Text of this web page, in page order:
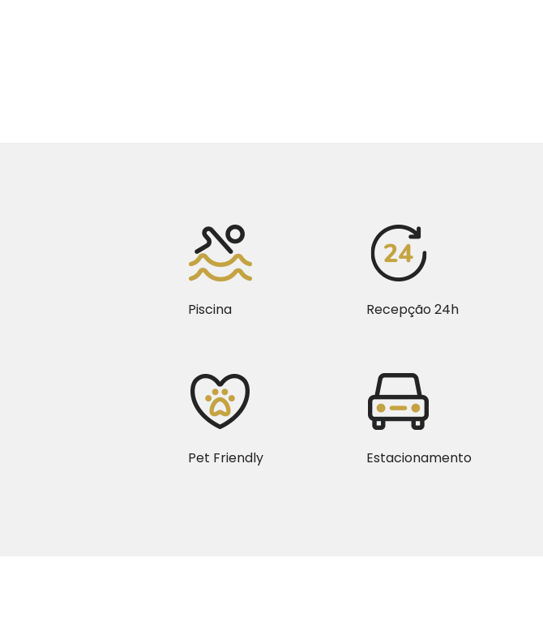
Piscina Recepção 24h
Pet Friendly Estacionamento